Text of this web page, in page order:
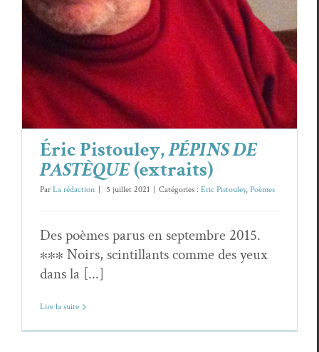
Éric Pistouley,PÉPINS DE
PASTÈQUE(extraits)
ParLa rédaction 5 juillet 2021 Catégories : Eric Pistouley, Poèmes
Des poèmes parus en septembre 2015.
∗∗∗ Noirs, scintillants comme des yeux
dans la [...]
Lire la suite